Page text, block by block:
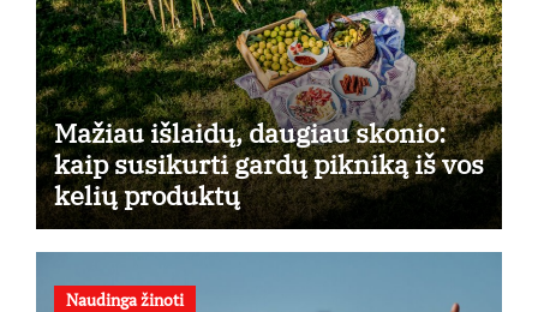
Mažiau išlaidų, daugiau skonio:
kaip susikurti gardų pikniką iš vos
kelių produktų
Naudinga žinoti